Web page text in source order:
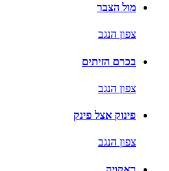
מול הצבר
צפון הנגב
בכרם הזיתים
צפון הנגב
פינוק אצל פינק
צפון הנגב